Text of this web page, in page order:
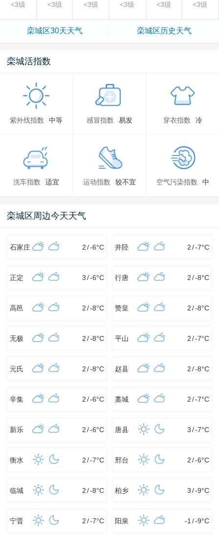
<3级
<3级 <3级 <3级 <3级 <3级
栾城区30天天气 栾城区历史天气
栾城活指数
紫外线指数 中等 感冒指数 易发 穿衣指数 冷
洗车指数 适宜 运动指数 较不宜 空气污染指数 中
栾城区周边今天天气
石家庄 2/-6°C 井陉 2 /-7°C
正定 3/-6°C 行唐 2 /-8°C
高邑 2/-8°C 赞皇 2 /-8°C
无极 2/-8°C 平山 2 /-7°C
元氏 2/-8°C 赵县 2 /-8°C
辛集 2/-6°C 藁城 2 /-7°C
新乐 2/-6°C 唐县 3 /-7°C
衡水 2/-7°C 邢台 2 /-6°C
临城 2/-8°C 柏乡 3 /-9°C
宁晋 2/-7°C 阳泉 -1 /-9°C